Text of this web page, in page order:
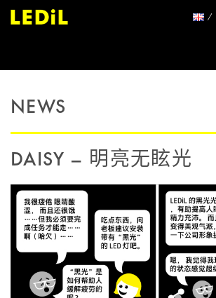
NEWS
DAISY – 明亮无眩光